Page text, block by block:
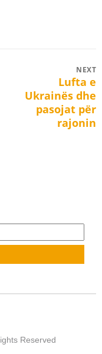
NEXT
post:
Lufta e
Ukrainës dhe
pasojat për
rajonin
Reserved